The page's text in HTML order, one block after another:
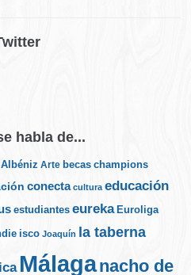
habla de...
Albéniz Arte becas champions
conecta cultura educación
estudiantes eureka Euroliga
isco Joaquín la taberna
Málaganacho de